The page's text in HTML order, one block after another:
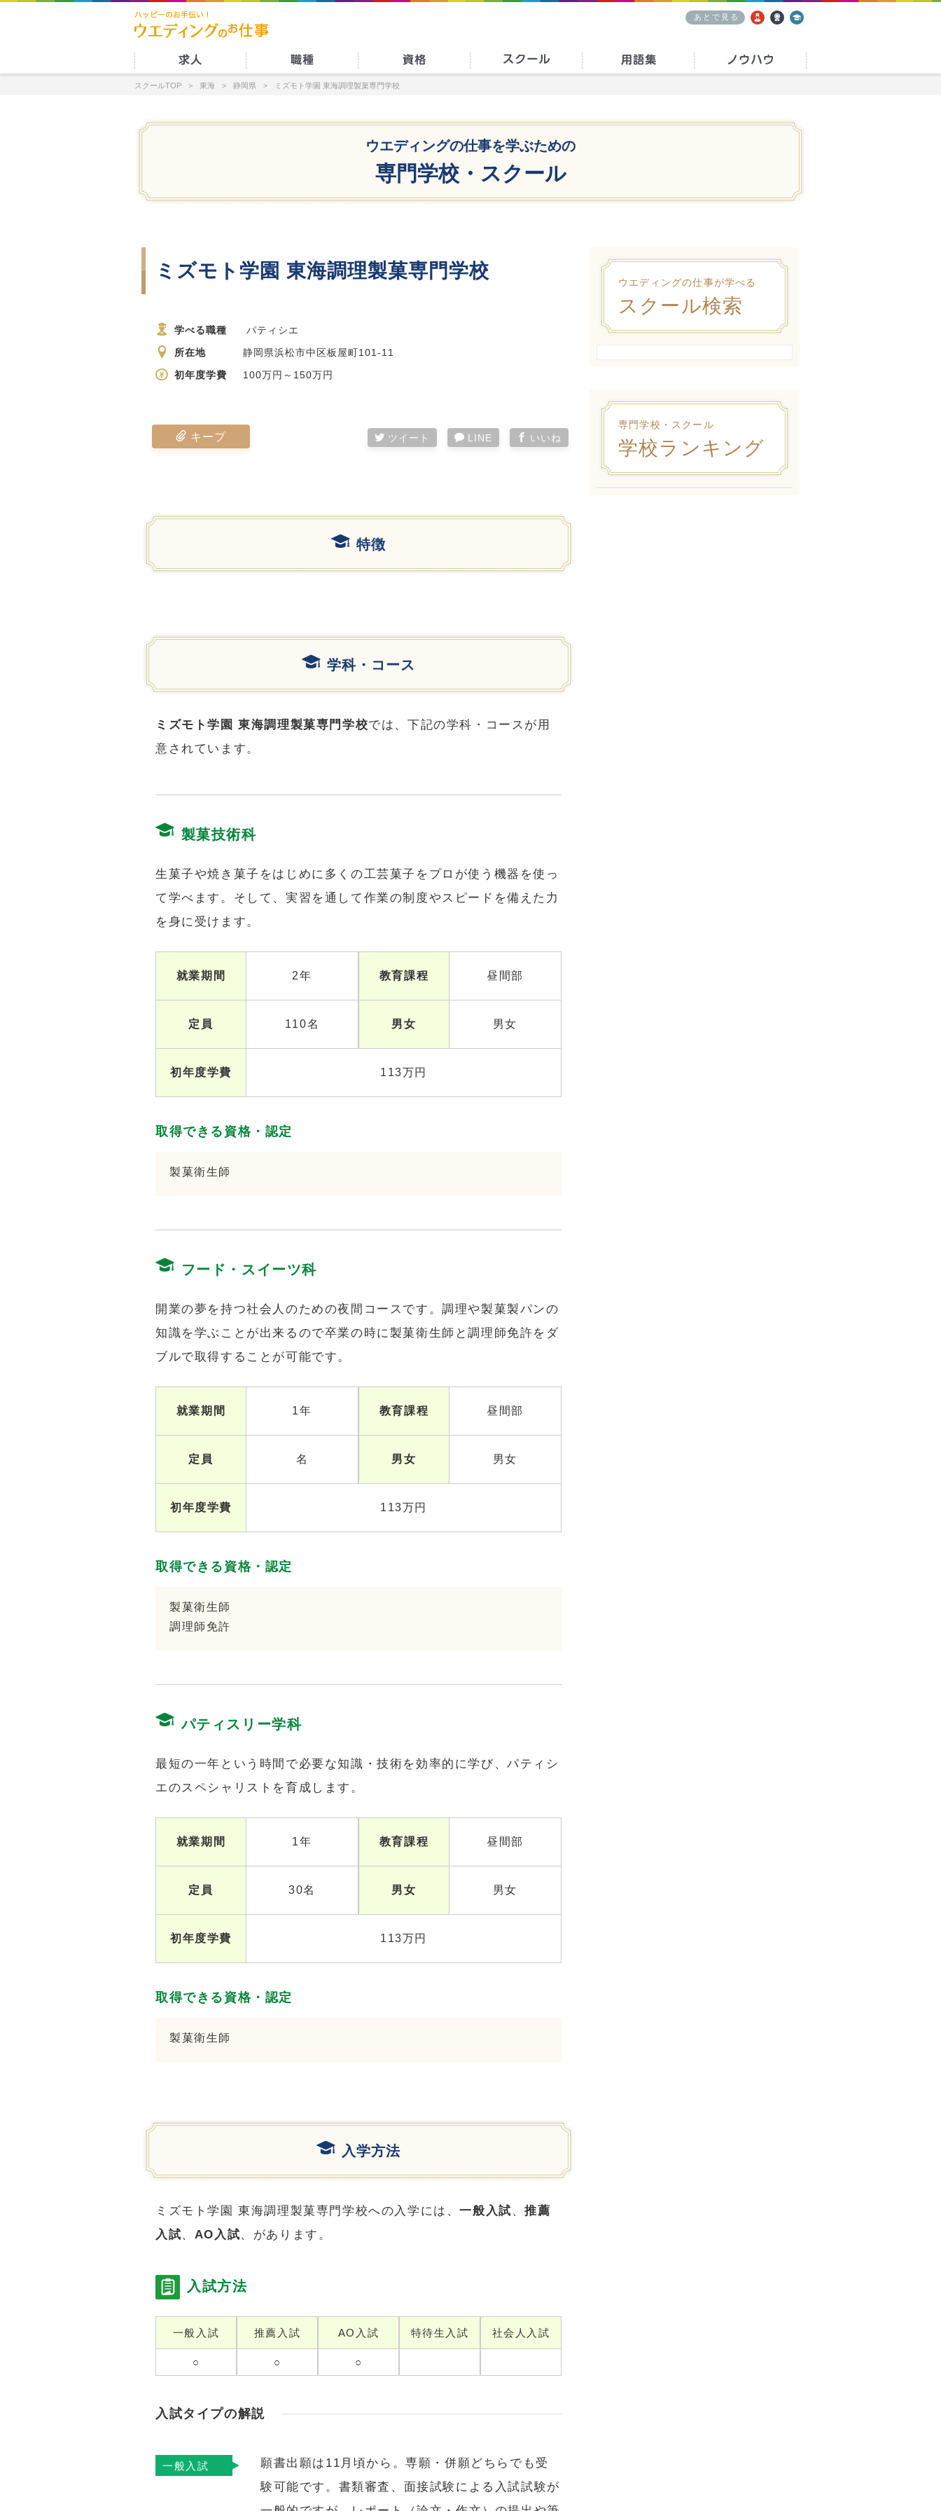
あとで見る 求人 資格
スクールTOP 東海 静岡県 ミズモト学園 東海調理製菓専門学校
ウエディングの仕事を学ぶための
専門学校・スクール
ミズモト学園 東海調理製菓専門学校
学べる職種
パティシエ
所在地
静岡県浜松市中区板屋町101-11
初年度学費
100万円～150万円
キープ ツイート LINE いいね
特徴
学科・コース
ミズモト学園 東海調理製菓専門学校では、下記の学科・コースが用
意されています。
製菓技術科
生菓子や焼き菓子をはじめに多くの工芸菓子をプロが使う機器を使っ
て学べます。そして、実習を通して作業の制度やスピードを備えた力
を身に受けます。
就業期間 2年 教育課程 昼間部
定員 110名 男女 男女
初年度学費 113万円
取得できる資格・認定
製菓衛生師
フード・スイーツ科
開業の夢を持つ社会人のための夜間コースです。調理や製菓製パンの
知識を学ぶことが出来るので卒業の時に製菓衛生師と調理師免許をダ
ブルで取得することが可能です。
就業期間 1年 教育課程 昼間部
定員 名 男女 男女
初年度学費 113万円
取得できる資格・認定
製菓衛生師
調理師免許
パティスリー学科
最短の一年という時間で必要な知識・技術を効率的に学び、パティシ
エのスペシャリストを育成します。
就業期間 1年 教育課程 昼間部
定員 30名 男女 男女
初年度学費 113万円
取得できる資格・認定
製菓衛生師
入学方法
ミズモト学園 東海調理製菓専門学校への入学には、一般入試 、推薦
入試、 AO入試、があります。
入試方法
一般入試 推薦入試 AO入試 特待生入試 社会人入試
○ ○ ○
入試タイプの解説
一般入試
願書出願は11月頃から。専願・併願どちらでも受
験可能です。書類審査、面接試験による入試試験が
ウエディングの仕事が学べる
スクール検索
専門学校・スクール
学校ランキング